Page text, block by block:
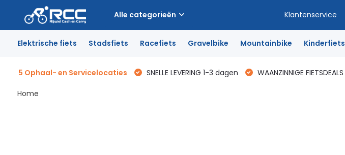
Alle categorieën Klantenservice
Elektrische fiets Stadsfiets Racefiets Gravelbike Mountainbike Kinderfiets
5 Ophaal- en Servicelocaties SNELLE LEVERING 1-3 dagen WAANZINNIGE FIETSDEALS
Home